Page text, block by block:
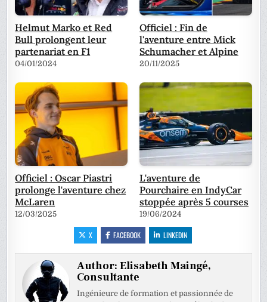
Helmut Marko et Red
Bull prolongent leur
partenariat en F1
04/01/2024
Officiel : Fin de
l'aventure entre Mick
Schumacher et Alpine
20/11/2025
Officiel : Oscar Piastri
prolonge l'aventure chez
McLaren
12/03/2025
L'aventure de
Pourchaire en IndyCar
stoppée après 5 courses
19/06/2024
X FACEBOOK LINKEDIN
Author:Elisabeth Maingé,
Consultante
Ingénieure de formation et passionnée de